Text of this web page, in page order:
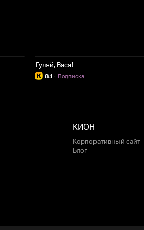
Гуляй, Вася!
8.1 Подписка
·
КИОН
Корпоративный сайт
Блог